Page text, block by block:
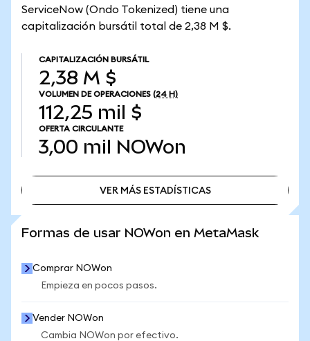
ServiceNow (Ondo Tokenized) tiene una
capitalización bursátil total de 2,38 M $.
CAPITALIZACIÓN BURSÁTIL
2,38 M $
VOLUMEN DE OPERACIONES (24 H)
112,25 mil $
OFERTA CIRCULANTE
3,00 mil NOWon
VER MÁS ESTADÍSTICAS
Formas de usar NOWon en MetaMask
Comprar NOWon
Empieza en pocos pasos.
Vender NOWon
Cambia NOWon por efectivo.